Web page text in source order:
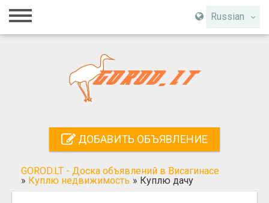
Russian
Главная
Регистрация
Поиск
ДОБАВИТЬ ОБЪЯВЛЕНИЕ
GOROD.LT - Доска объявлений в Висагинасе
» Куплю недвижимость » Куплю дачу